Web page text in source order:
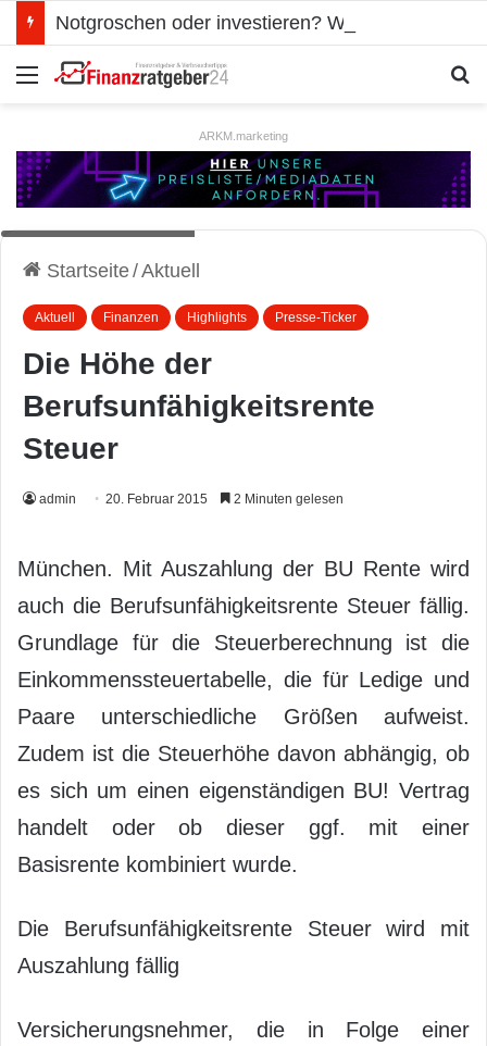
Menü
ARKM.marketing
Startseite/Aktuell
Aktuell Finanzen Highlights Presse-Ticker
Die Höhe der
Berufsunfähigkeitsrente
Steuer
admin 20. Februar 2015 2 Minuten gelesen
München. Mit Auszahlung der BU Rente wird
auch die Berufsunfähigkeitsrente Steuer fällig.
Grundlage für die Steuerberechnung ist die
Einkommenssteuertabelle, die für Ledige und
Paare unterschiedliche Größen aufweist.
Zudem ist die Steuerhöhe davon abhängig, ob
es sich um einen eigenständigen BU! Vertrag
handelt oder ob dieser ggf. mit einer
Basisrente kombiniert wurde.
Die Berufsunfähigkeitsrente Steuer wird mit
Auszahlung fällig
Versicherungsnehmer, die in Folge einer